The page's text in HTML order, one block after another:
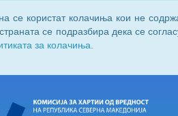
се користат колачиња кои не
се подразбира дека се
за колачиња.